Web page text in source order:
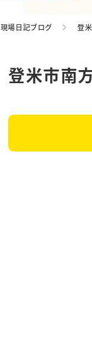
現場日記ブログ 登
登米市南